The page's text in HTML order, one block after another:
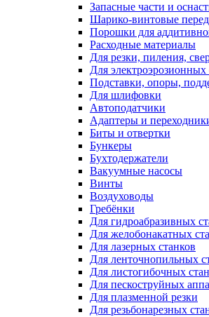
Запасные части и
Шарико-винтовые
Порошки для
Расходные материалы
Для резки, пиления,
Для электроэрозионных
Подставки, опоры,
Для шлифовки
Автоподатчики
Адаптеры и
Биты и отвертки
Бункеры
Бухтодержатели
Вакуумные насосы
Винты
Воздуховоды
Гребёнки
Для гидроабразивных
Для желобонакатных
Для лазерных станков
Для ленточнопильных
Для листогибочных
Для пескоструйных
Для плазменной резки
Для резьбонарезных